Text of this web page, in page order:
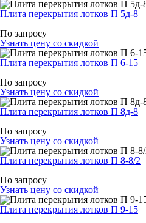
Плита перекрытия лотков П 5д-8
По запросу
Узнать цену со скидкой
Плита перекрытия лотков П 6-15
По запросу
Узнать цену со скидкой
Плита перекрытия лотков П 8д-8
По запросу
Узнать цену со скидкой
Плита перекрытия лотков П 8-8/2
По запросу
Узнать цену со скидкой
Плита перекрытия лотков П 9-15